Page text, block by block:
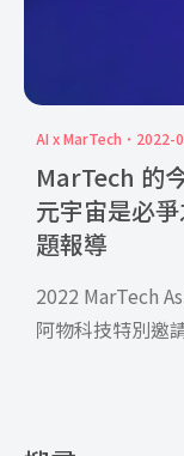
AI x MarTech 2022-
MarTech 的
元宇宙是必
題報導
2022 MarTech
阿物科技特別邀